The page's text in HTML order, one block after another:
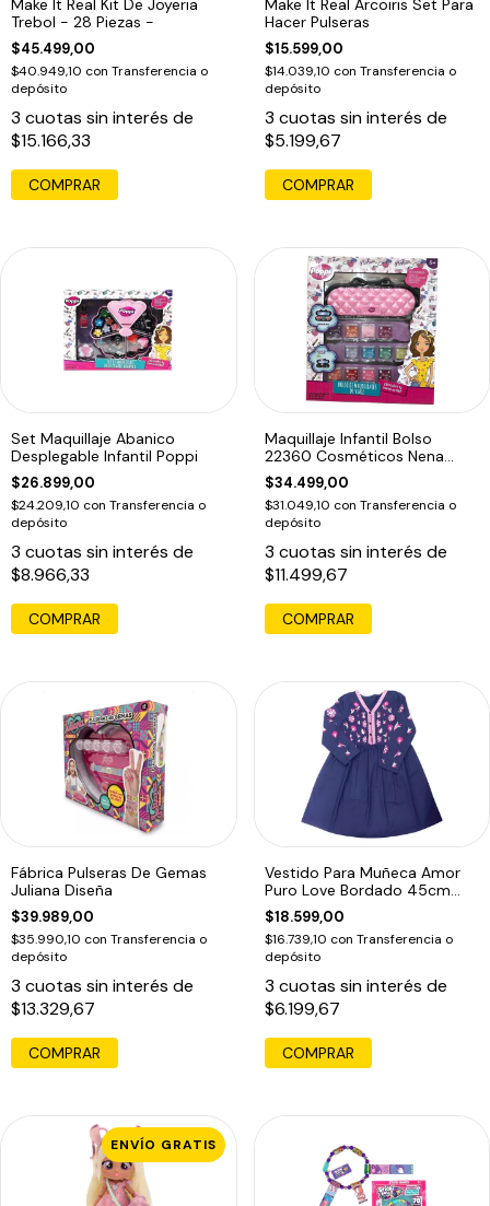
Trebol - 28 Piezas -
$45.499,00
$40.949,10 con Transferencia o
depósito
3 cuotas sin interés de
$15.166,33
Hacer Pulseras
$15.599,00
$14.039,10 con Transferencia o
depósito
3 cuotas sin interés de
$5.199,67
COMPRAR
Set Maquillaje Abanico
Desplegable Infantil Poppi
$26.899,00
$24.209,10 con Transferencia o
depósito
3 cuotas sin interés de
$8.966,33
Maquillaje Infantil Bolso
22360 Cosméticos Nena
Poppi
$34.499,00
$31.049,10 con Transferencia o
depósito
3 cuotas sin interés de
$11.499,67
Fábrica Pulseras De Gemas
Juliana Diseña
$39.989,00
$35.990,10 con Transferencia o
depósito
3 cuotas sin interés de
$13.329,67
Vestido Para Muñeca Amor
Puro Love Bordado 45cm
Witty Girls
$18.599,00
$16.739,10 con Transferencia o
depósito
3 cuotas sin interés de
$6.199,67
COMPRAR
ENVÍO GRATIS